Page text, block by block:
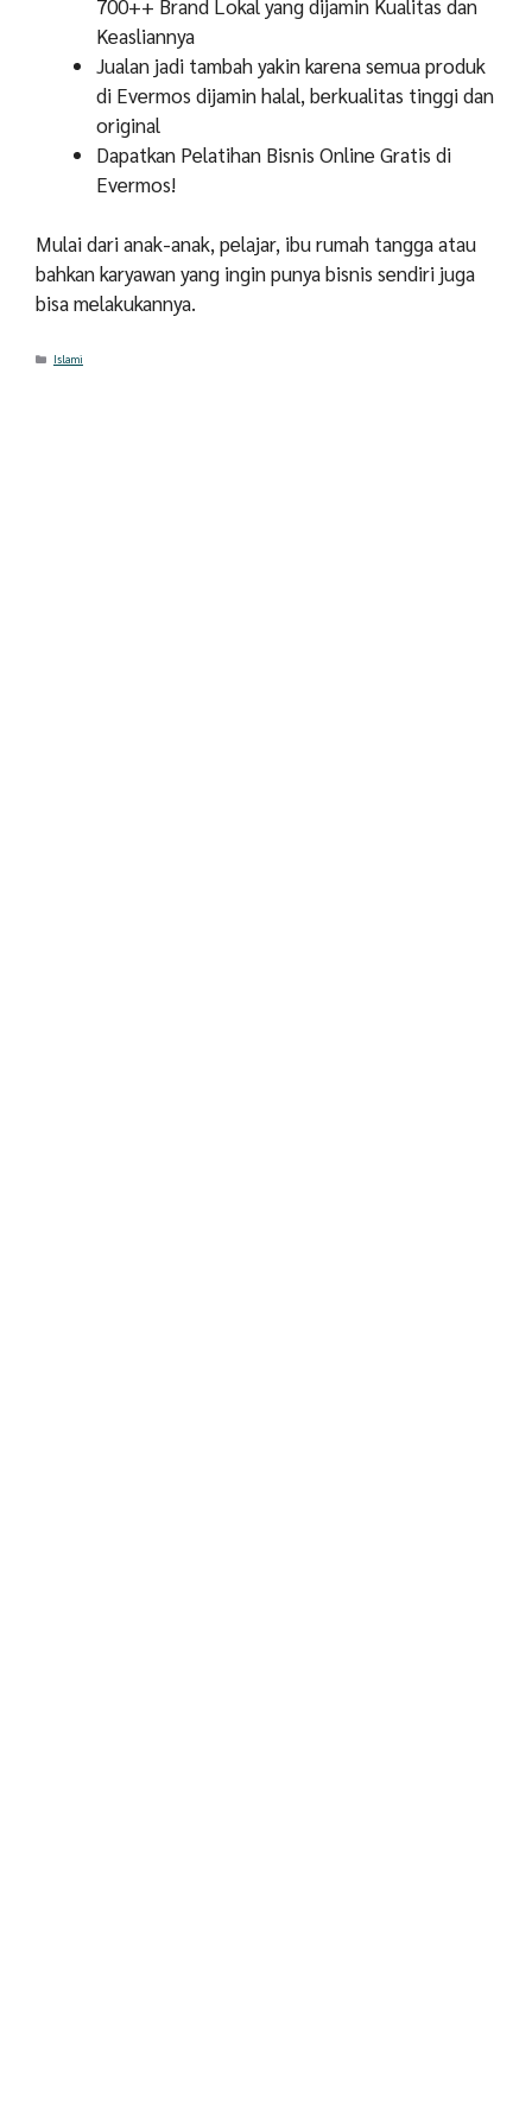
700++ Brand Lokal yang dijamin Kualitas dan
Keasliannya
Jualan jadi tambah yakin karena semua produk
di Evermos dijamin halal, berkualitas tinggi dan
original
Dapatkan Pelatihan Bisnis Online Gratis di
Evermos!
Mulai dari anak-anak, pelajar, ibu rumah tangga atau
bahkan karyawan yang ingin punya bisnis sendiri juga
bisa melakukannya.
Categories
Islami